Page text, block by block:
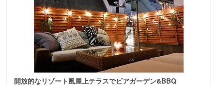
開放的なリゾート風屋上テラスでビアガーデン&BBQ